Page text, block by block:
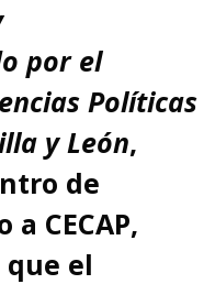
por el
Políticas
y León,
de
CECAP,
el